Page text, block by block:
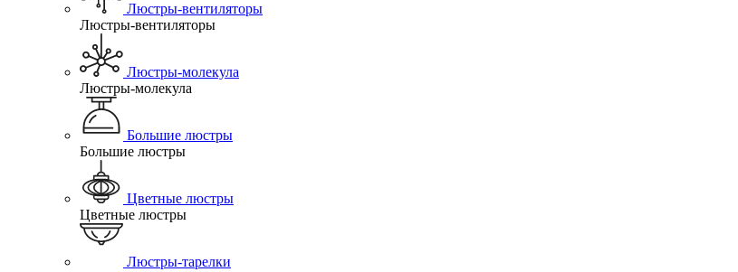
Люстры-вентиляторы
Люстры-вентиляторы
Люстры-молекула
Люстры-молекула
Большие люстры
Большие люстры
Цветные люстры
Цветные люстры
Люстры-тарелки